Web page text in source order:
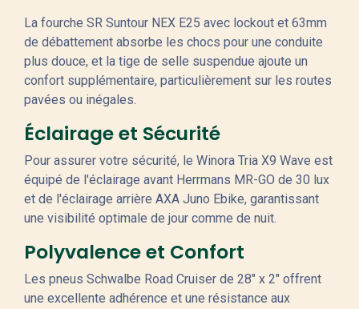
La fourche SR Suntour NEX E25 avec lockout et 63mm
de débattement absorbe les chocs pour une conduite
plus douce, et la tige de selle suspendue ajoute un
confort supplémentaire, particulièrement sur les routes
pavées ou inégales.
Éclairage et Sécurité
Pour assurer votre sécurité, le Winora Tria X9 Wave est
équipé de l'éclairage avant Herrmans MR-GO de 30 lux
et de l'éclairage arrière AXA Juno Ebike, garantissant
une visibilité optimale de jour comme de nuit.
Polyvalence et Confort
Les pneus Schwalbe Road Cruiser de 28" x 2" offrent
une excellente adhérence et une résistance aux